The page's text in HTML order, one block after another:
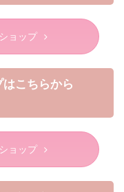
ョップ
こちらから
ョップ